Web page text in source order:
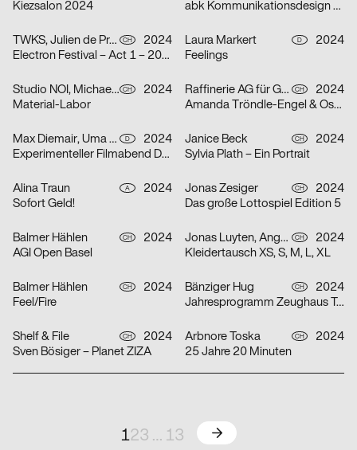
Kiezsalon 2024
abk Kommunikationsdesign Workshops
TWKS, Julien de Preux, Mathilde Veuthey CH
2024
Electron Festival – Act 1 – 2024
Laura Markert D
2024
Feelings
Studio NOI, Michael Lio CH
2024
Material-Labor
Raffinerie AG für Gestaltung CH
2024
Amanda Tröndle-Engel & Oskar Tröndle
Max Diemair, Uma Grotrian-Steinweg D
2024
Experimenteller Filmabend Dunst
Janice Beck CH
2024
Sylvia Plath – Ein Portrait
Alina Traun A
2024
Sofort Geld!
Jonas Zesiger CH
2024
Das große Lottospiel Edition 5
Balmer Hählen CH
2024
AGI Open Basel
Jonas Luyten, Angel Zahner CH
2024
Kleidertausch XS, S, M, L, XL
Balmer Hählen CH
2024
Feel/Fire
Bänziger Hug CH
2024
Jahresprogramm Zeughaus Teufen 2024
Shelf & File CH
2024
Sven Bösiger – Planet ZIZA
Arbnore Toska CH
2024
25 Jahre 20 Minuten
123 … 13